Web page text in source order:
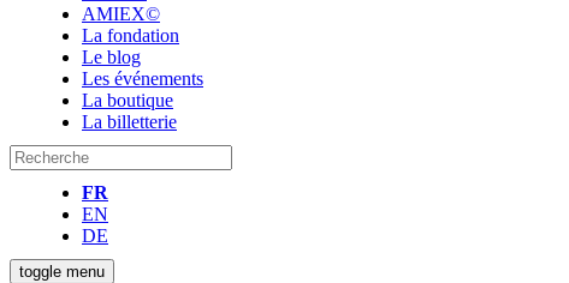
AMIEX©
La fondation
Le blog
Les événements
La boutique
La billetterie
FR
EN
DE
toggle menu